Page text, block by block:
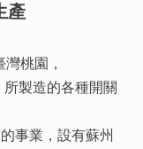
產
桃園，
製造的各種開關
事業，設有蘇州